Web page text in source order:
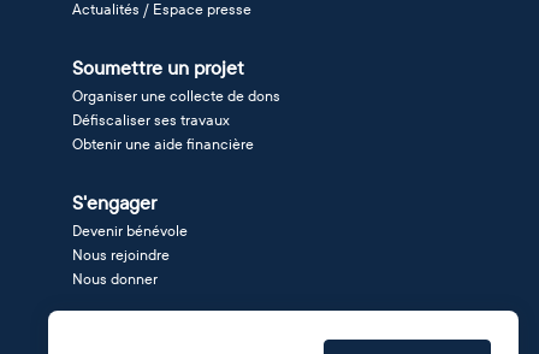
Actualités / Espace presse
Soumettre un projet
Organiser une collecte de dons
Défiscaliser ses travaux
Obtenir une aide financière
S'engager
Devenir bénévole
Nous rejoindre
Nous donner